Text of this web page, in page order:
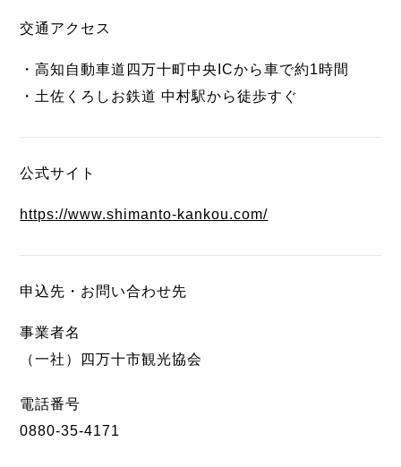
交通アクセス
・高知自動車道四万十町中央ICから車で約1時間
・土佐くろしお鉄道 中村駅から徒歩すぐ
公式サイト
https://www.shimanto-kankou.com/
申込先・お問い合わせ先
事業者名
（一社）四万十市観光協会
電話番号
0880-35-4171